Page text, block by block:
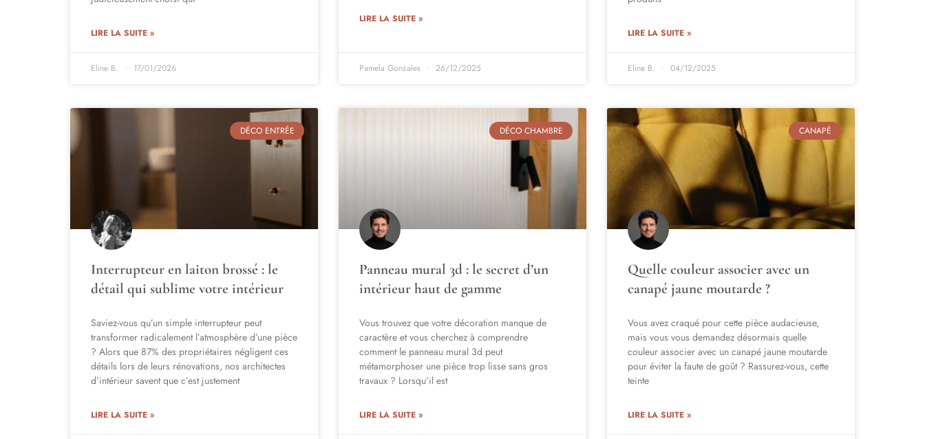
LIRE LA SUITE »
Eline B. 17/01/2026
LIRE LA SUITE »
Pamela Gonzales 26/12/2025
LIRE LA SUITE »
Eline B. 04/12/2025
DÉCO ENTRÉE
Interrupteur en laiton brossé : le
détail qui sublime votre intérieur
Saviez-vous qu’un simple interrupteur peut
transformer radicalement l’atmosphère d’une pièce
? Alors que 87% des propriétaires négligent ces
détails lors de leurs rénovations, nos architectes
d’intérieur savent que c’est justement
LIRE LA SUITE »
DÉCO CHAMBRE
Panneau mural 3d : le secret d’un
intérieur haut de gamme
Vous trouvez que votre décoration manque de
caractère et vous cherchez à comprendre
comment le panneau mural 3d peut
métamorphoser une pièce trop lisse sans gros
travaux ? Lorsqu’il est
LIRE LA SUITE »
CANAPÉ
Quelle couleur associer avec un
canapé jaune moutarde ?
Vous avez craqué pour cette pièce audacieuse,
mais vous vous demandez désormais quelle
couleur associer avec un canapé jaune moutarde
pour éviter la faute de goût ? Rassurez-vous, cette
teinte
LIRE LA SUITE »